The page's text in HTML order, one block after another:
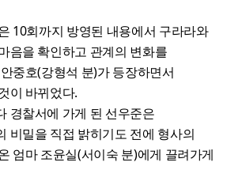
10회까지 방영된 내용에서 구라라와
음을 확인하고 관계의 변화를
중호(강형석 분)가 등장하면서
이 바뀌었다.
경찰서에 가게 된 선우준은
비밀을 직접 밝히기도 전에 형사의
엄마 조윤실(서이숙 분)에게 끌려가게